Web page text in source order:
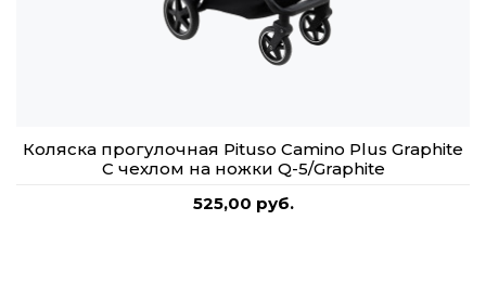
Коляска прогулочная Pituso Camino Plus Graphite
С чехлом на ножки Q-5/Graphite
525,00 руб.